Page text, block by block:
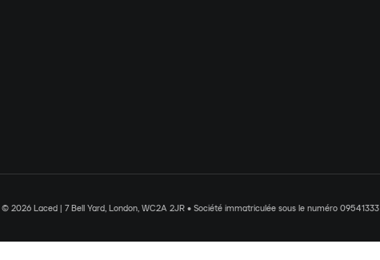
2026 Laced | 7 Bell Yard, London, WC2A 2JR • Société immatriculée sous le numéro 09541333